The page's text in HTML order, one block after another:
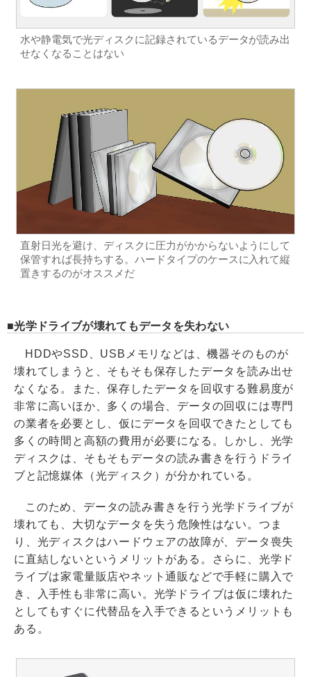
水や静電気で光ディスクに記録されているデータが読み出
せなくなることはない
直射日光を避け、ディスクに圧力がかからないようにして
保管すれば長持ちする。ハードタイプのケースに入れて縦
置きするのがオススメだ
光学ドライブが壊れてもデータを失わない
HDDやSSD、USBメモリなどは、機器そのものが
壊れてしまうと、そもそも保存したデータを読み出せ
なくなる。また、保存したデータを回収する難易度が
非常に高いほか、多くの場合、データの回収には専門
の業者を必要とし、仮にデータを回収できたとしても
多くの時間と高額の費用が必要になる。しかし、光学
ディスクは、そもそもデータの読み書きを行うドライ
ブと記憶媒体（光ディスク）が分かれている。
このため、データの読み書きを行う光学ドライブが
壊れても、大切なデータを失う危険性はない。つま
り、光ディスクはハードウェアの故障が、データ喪失
に直結しないというメリットがある。さらに、光学ド
ライブは家電量販店やネット通販などで手軽に購入で
き、入手性も非常に高い。光学ドライブは仮に壊れた
としてもすぐに代替品を入手できるというメリットも
ある。